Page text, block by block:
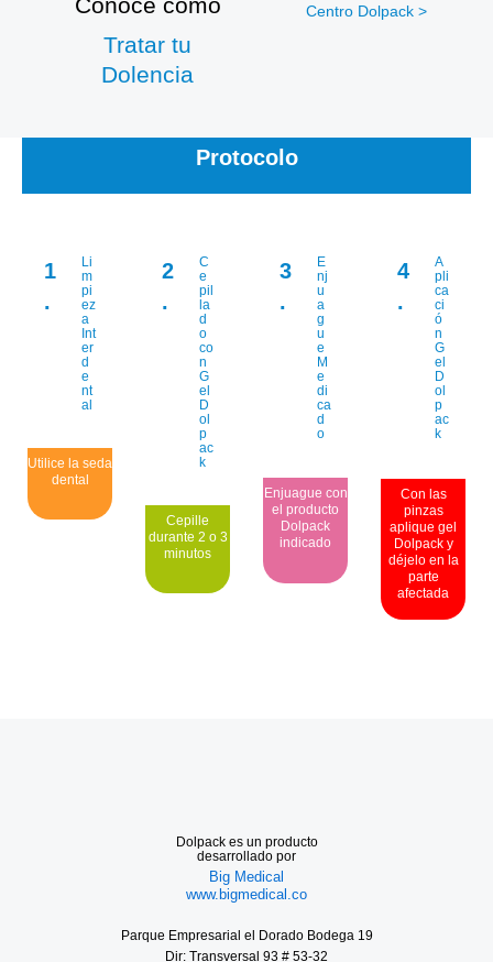
Tratar tu
Dolencia
Centro Dolpack >
Protocolo
1
.
Li
m
pi
ez
a
Int
er
d
e
nt
al
Utilice la seda
dental
2
.
C
e
pil
la
d
o
co
n
G
el
D
ol
p
ac
k
Cepille
durante 2 o 3
minutos
3
.
E
nj
u
a
g
u
e
M
e
di
ca
d
o
Enjuague con
el producto
Dolpack
indicado
4
.
A
pli
ca
ci
ó
n
G
el
D
ol
p
ac
k
Con las
pinzas
aplique gel
Dolpack y
déjelo en la
parte
afectada
Dolpack es un producto
desarrollado por
Big Medical
www.bigmedical.co
Parque Empresarial el Dorado Bodega 19
Dir: Transversal 93 # 53-32